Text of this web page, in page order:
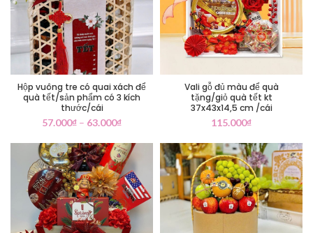
Hộp vuông tre có quai xách để
quà tết/sản phẩm có 3 kích
thước/cái
57.000₫ – 63.000₫
Vali gỗ đủ màu để quà
tặng/giỏ quà tết kt
37x43x14,5 cm /cái
115.000₫